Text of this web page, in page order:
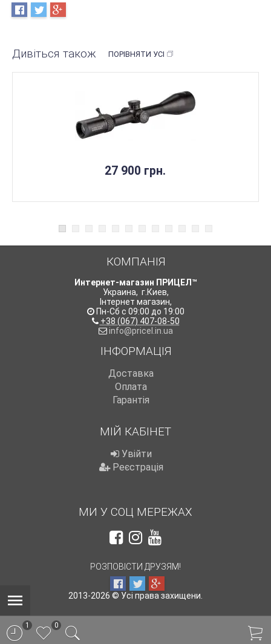
Дивіться також ПОРІВНЯТИ УСІ
27 900 грн.
КОМПАНІЯ
Интернет-магазин ПРИЦЕЛ™
Украина, г.Киев,
Інтернет магазин,
Пн-Сб с 09:00 до 19:00
+38 (067) 407-08-50
info@pricel.in.ua
ІНФОРМАЦІЯ
Доставка
Оплата
Гарантія
МІЙ КАБІНЕТ
Увійти
Реєстрація
МИ У СОЦ МЕРЕЖАХ
РОЗПОВІСТИ ДРУЗЯМ!
2013-2026 © Усі права захищени.
1 0